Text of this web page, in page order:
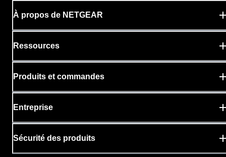
À propos de NETGEAR
Ressources
Produits et commandes
Entreprise
Sécurité des produits